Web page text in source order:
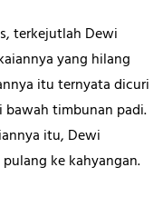
terkejutlah Dewi
yang hilang
itu ternyata dicuri
bawah timbunan padi.
itu, Dewi
ke kahyangan.